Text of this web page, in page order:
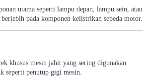
utama seperti lampu depan, lampu sein, atau
pada komponen kelistrikan sepeda motor.
khusus mesin jahit yang sering digunakan
seperti penutup gigi mesin.